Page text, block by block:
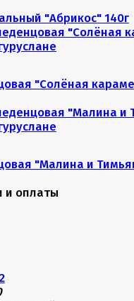
"Абрикос" 140г
"Солёная
"Малина и
и оплаты